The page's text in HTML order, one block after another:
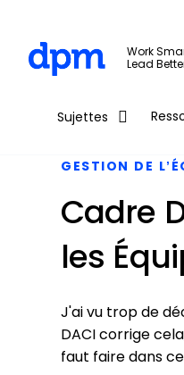
Skip to main content
Work
Lead
Sujettes
GESTION DE
Cadre
les
J'ai vu trop de
DACI corrige
faut faire dans